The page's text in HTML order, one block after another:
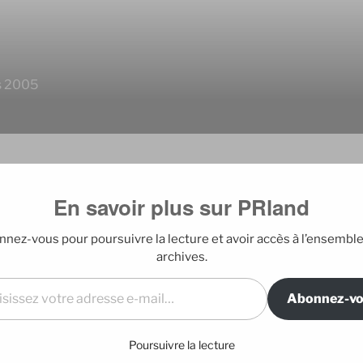
2005
mon analyse critique
attendu des heures que des amis
connecté avec
comprendre comment on entrait un
avec émerveillement que je
mes meilleurs « friends » tapent
EDITO
Blog édité par
En savoir plus sur PRland
vous pour poursuivre la lecture et avoir accès à
archives.
Abonnez-
Poursuivre la lecture